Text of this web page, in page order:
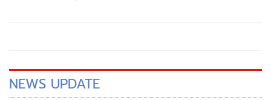
NEWS UPDATE